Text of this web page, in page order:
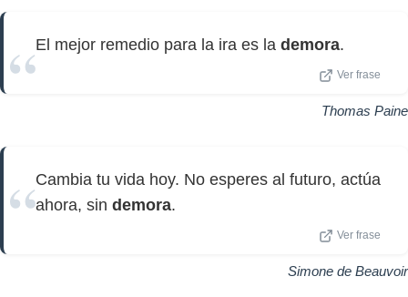
El mejor remedio para la ira es la demora.
Ver frase
Thomas Paine
Cambia tu vida hoy. No esperes al futuro, actúa
ahora, sin demora.
Ver frase
Simone de Beauvoir